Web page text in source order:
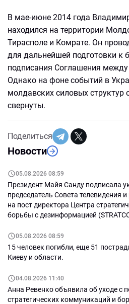
Новости
05.08.2026 08:59
Президент Майя Санду подписала
председатель Совета телевидения
на пост директора Центра
борьбы с дезинформацией
05.08.2026 08:59
15 человек погибли, еще 51
Киеву и области.
04.08.2026 11:40
Анна Ревенко объявила об уходе с
стратегических коммуникаций и
В мае-июне 2014 года
находился на территории
Тирасполе и Комрате. Он
для дальнейшей подготовки к
подписания Соглашения
Однако на фоне событий в
молдавских силовых структур
свернуты.
Поделиться